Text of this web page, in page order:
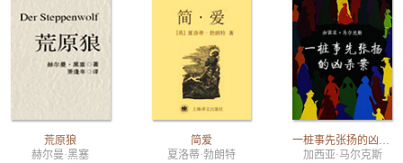
荒原狼
赫尔曼·黑塞
简爱
夏洛蒂·勃朗特
一桩事先张扬的凶杀案
加西亚·马尔克斯